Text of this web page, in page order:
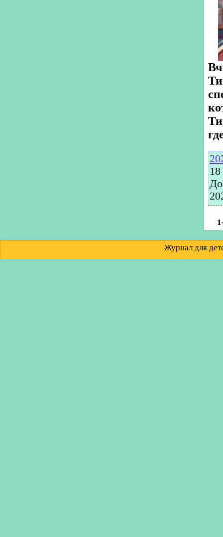
18
Журнал для